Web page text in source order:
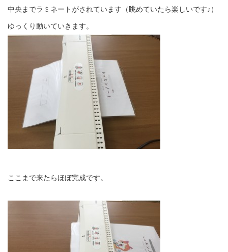
中央までラミネートがされています（眺めていたら楽しいです♪）
ゆっくり動いていきます。
ここまで来たらほぼ完成です。